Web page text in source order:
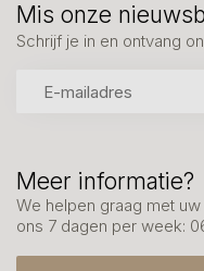
Meer informatie?
We helpen graag met
ons 7 dagen per week:
Mis onze
Schrijf je in en ontvang